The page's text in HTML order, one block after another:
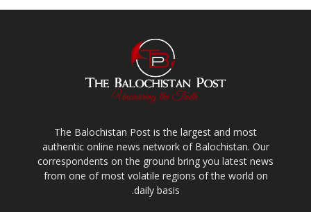
The Balochistan Post is the largest and most
authentic online news network of Balochistan. Our
correspondents on the ground bring you latest news
from one of most volatile regions of the world on
daily basis.